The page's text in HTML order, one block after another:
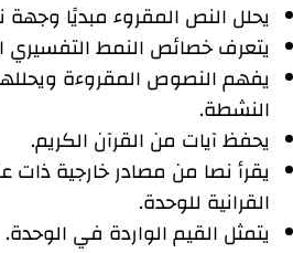
يحلل النص المقروء مبديًا وجهة
يتعرف خصائص النمط التفسيري
يفهم النصوص المقروءة ويحللها
النشطة.
يحفظ آيات من القرآن الكريم.
يقرأ نصا من مصادر خارجية ذات
القرانية للوحدة.
يتمثل القيم الواردة في الوحدة.